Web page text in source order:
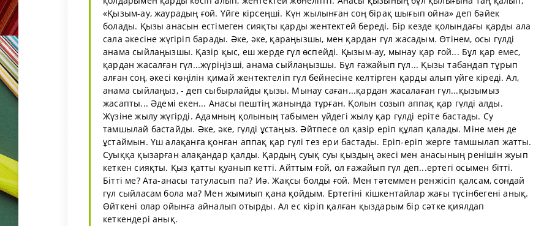
«Қызым-ау, жаурадың ғой. Үйге кірсеңші. Күн жылынған соң бірақ шығып ойна» деп бәйек
болады. Қызы анасын естімеген сияқты қарды жентектей береді. Бір кезде қолындағы қарды ала
сала әкесіне жүгіріп барады. Әке, әке, қараңызшы, мен қардан гүл жасадым. Өтінем, осы гүлді
анама сыйлаңызшы. Қазір қыс, еш жерде гүл өспейді. Қызым-ау, мынау қар ғой... Бұл қар емес,
қардан жасалған гүл...жүріңізші, анама сыйлаңызшы. Бұл ғажайып гүл... Қызы табандап тұрып
алған соң, әкесі көңілін қимай жентектеліп гүл бейнесіне келтірген қарды алып үйге кіреді. Ал,
анама сыйлаңыз, - деп сыбырлайды қызы. Мынау саған...қардан жасалаған гүл...қызымыз
жасапты... Әдемі екен... Анасы пештің жанында тұрған. Қолын созып аппақ қар гүлді алды.
Жүзіне жылу жүгірді. Адамның қолының табымен үйдегі жылу қар гүлді еріте бастады. Су
тамшылай бастайды. Әке, әке, гүлді ұстаңыз. Әйтпесе ол қазір еріп құлап қалады. Міне мен де
ұстаймын. Үш алақанға қонған аппақ қар гүлі тез ери бастады. Еріп-еріп жерге тамшылап жатты.
Суыққа қызарған алақандар қалды. Қардың суық суы қыздың әкесі мен анасының ренішін жуып
кеткен сияқты. Қыз қатты қуанып кетті. Айттым ғой, ол ғажайып гүл деп...ертегі осымен бітті.
Бітті ме? Ата-анасы татуласып па? Иә. Жақсы болды ғой. Мен тәтеммен ренжісіп қалсам, сондай
гүл сыйласам бола ма? Мен жымиып қана қойдым. Ертегіні кішкентайлар жағы түсінбегені анық.
Өйткені олар ойынға айналып отырды. Ал ес кіріп қалған қыздарым бір сәтке қиялдап
кеткендері анық.